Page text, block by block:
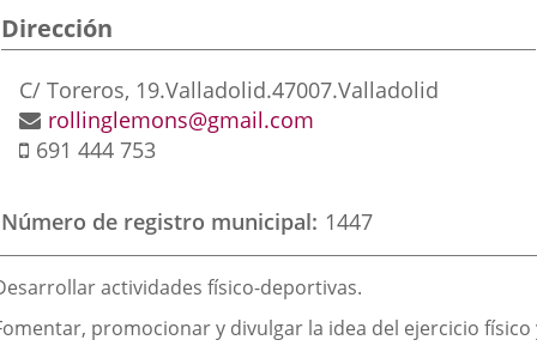
externa.externa.
Dirección
Postal
address
C/ Toreros, 19.Valladolid.47007.Valladolid
Email
rollinglemons@gmail.com
Mobile
691 444 753
Número de registro municipal 1447
actividades físico-deportivas.
promocionar y divulgar la idea del ejercicio físico